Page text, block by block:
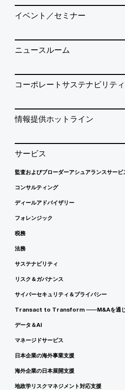
イベント／セミナー
ニュースルーム
コーポレートサステナビリティ
情報提供ホットライン
サービス
監査およびブローダーアシュアランスサービ
コンサルティング
ディールアドバイザリー
フォレンジック
税務
法務
サステナビリティ
リスク＆ガバナンス
サイバーセキュリティ＆プライバシー
Transact to Transform ――M&Aを通じ
データ＆AI
マネージドサービス
日本企業の海外事業支援
海外企業の日本展開支援
地政学リスクマネジメント対応支援